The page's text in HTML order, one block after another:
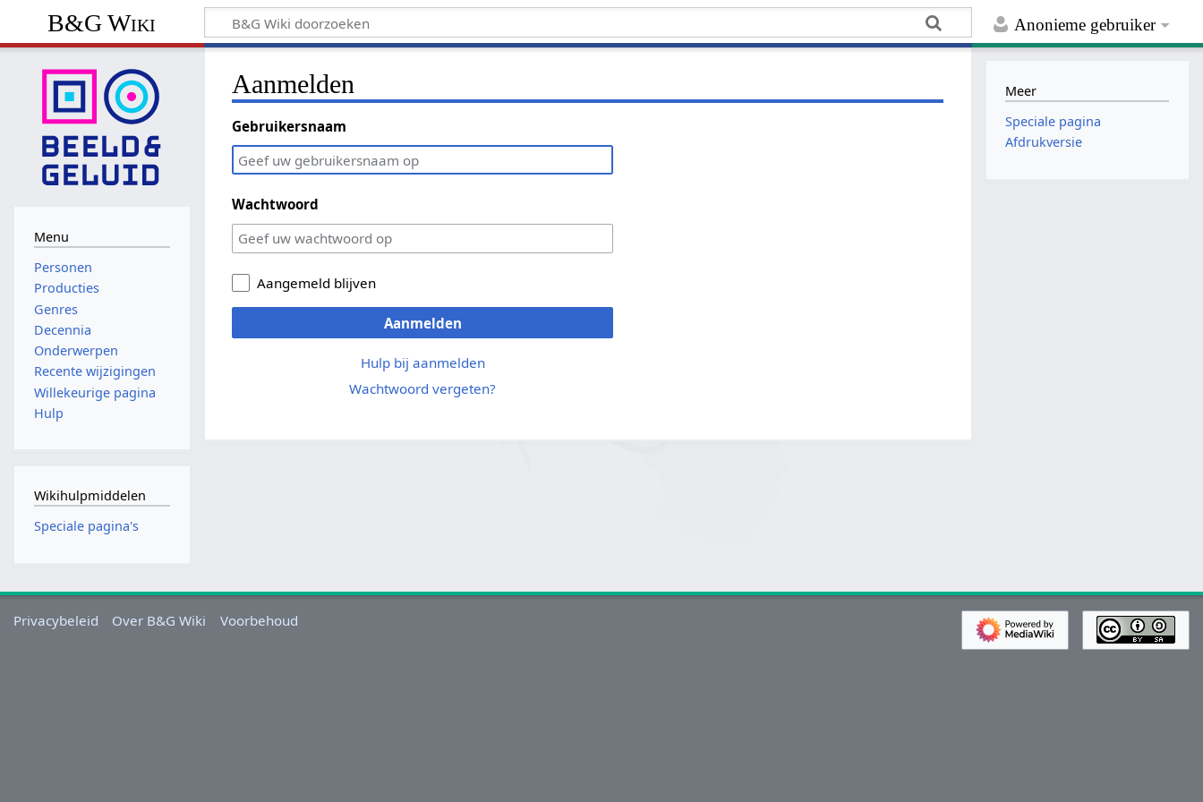
Anonieme gebruiker
B&G Wiki
Aanmelden
Gebruikersnaam
Wachtwoord
Aangemeld blijven
Aanmelden
Hulp bij aanmelden
Wachtwoord vergeten?
Menu
Personen
Producties
Genres
Decennia
Onderwerpen
Recente wijzigingen
Willekeurige pagina
Hulp
Wikihulpmiddelen
Speciale pagina's
Meer
Speciale pagina
Afdrukversie
Privacybeleid Over B&G Wiki Voorbehoud